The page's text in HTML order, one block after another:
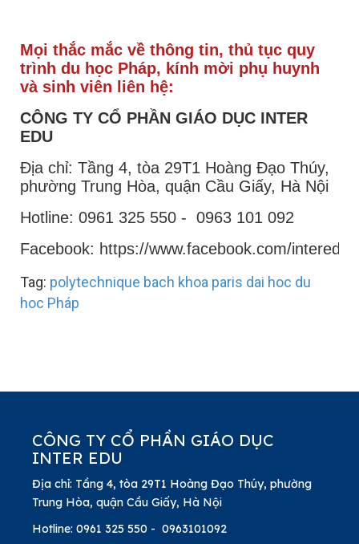
Mọi thắc mắc về thông tin, thủ tục quy
trình du học Pháp, kính mời phụ huynh
và sinh viên liên hệ:
CÔNG TY CỔ PHẦN GIÁO DỤC INTER
EDU
Địa chỉ: Tầng 4, tòa 29T1 Hoàng Đạo Thúy,
phường Trung Hòa, quận Cầu Giấy, Hà Nội
Hotline: 0961 325 550 - 0963 101 092
Facebook: https://www.facebook.com/
Tag: polytechnique bach khoa paris dai hoc du
hoc Pháp
CÔNG TY CỔ PHẦN GIÁO DỤC
INTER EDU
Địa chỉ: Tầng 4, tòa 29T1 Hoàng Đạo Thúy, phường
Trung Hòa, quận Cầu Giấy, Hà Nội
Hotline: 0961 325 550 - 0963101092